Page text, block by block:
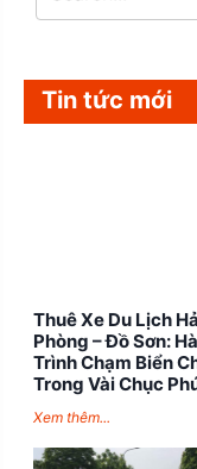
Tin tức mới
Thuê Xe Du Lịch
Phòng – Đồ Sơn:
Trình Chạm Biển
Trong Vài Chục
Xem thêm...